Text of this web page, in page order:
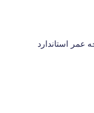
استاندارد